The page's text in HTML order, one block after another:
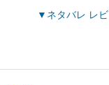
ネタバレ レ